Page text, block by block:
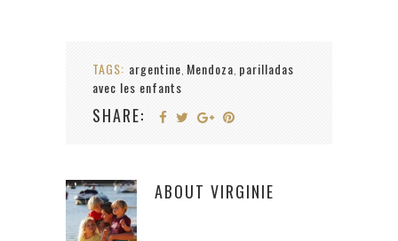
TAGS: argentine Mendoza parilladas
avec les enfants
SHARE:
ABOUT VIRGINIE